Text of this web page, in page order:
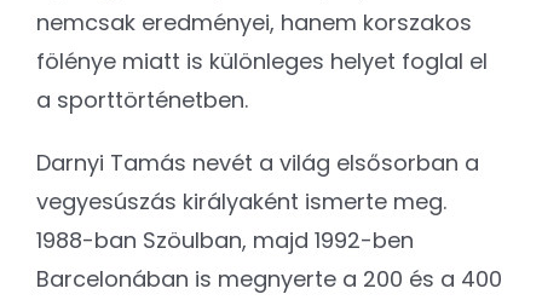
nemcsak eredményei, hanem korszakos
fölénye miatt is különleges helyet foglal el
a sporttörténetben.
Darnyi Tamás nevét a világ elsősorban a
vegyesúszás királyaként ismerte meg.
1988-ban Szöulban, majd 1992-ben
Barcelonában is megnyerte a 200 és a 400